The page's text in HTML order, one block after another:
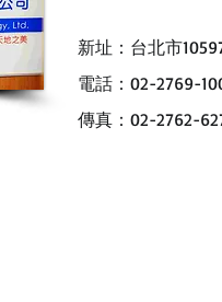
新址：台北市
電話：02-2769-
傳真：02-2762-